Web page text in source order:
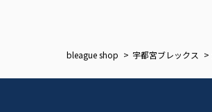
bleague shop 宇都宮ブレックス